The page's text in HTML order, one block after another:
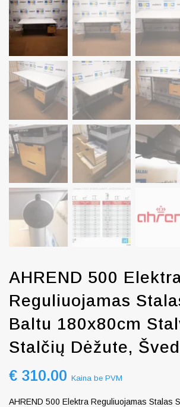
AHREND 500
Reguliuojamas
Baltu 180x80cm
Stalčių Dėžute,
€ 310.00 Kaina be PVM
AHREND 500 Elektra Reguliuojamas Stalas